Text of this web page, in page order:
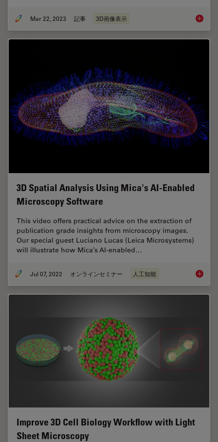
Mar 22, 2023 記事 3D画像表示 Going
3D Spatial Analysis Using Mica's AI-Enabled
Microscopy Software
This video offers practical advice on the extraction of
publication grade insights from microscopy images.
Our special guest Luciano Lucas (Leica Microsystems)
will illustrate how Mica’s AI-enabled…
Jul 07, 2022 オンラインセミナー 人工知能 3D
Improve 3D Cell Biology Workflow with Light
Sheet Microscopy